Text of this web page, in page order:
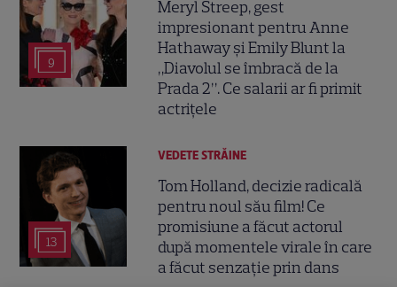
9
Meryl Streep, gest
impresionant pentru Anne
Hathaway și Emily Blunt la
„Diavolul se îmbracă de la
Prada 2”. Ce salarii ar fi primit
actrițele
13
VEDETE STRĂINE
Tom Holland, decizie radicală
pentru noul său film! Ce
promisiune a făcut actorul
după momentele virale în care
a făcut senzație prin dans